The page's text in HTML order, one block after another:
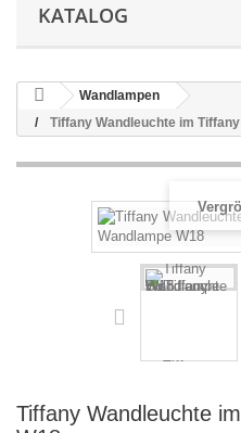
KATALOG
Wandlampen
Tiffany Wandleuchte im
Tiffany Wandleuchte